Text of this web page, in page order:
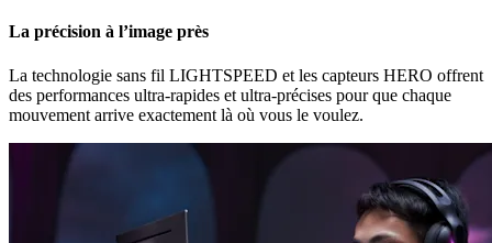
La précision à l’image près
La technologie sans fil LIGHTSPEED et les capteurs HERO offrent
des performances ultra-rapides et ultra-précises pour que chaque
mouvement arrive exactement là où vous le voulez.